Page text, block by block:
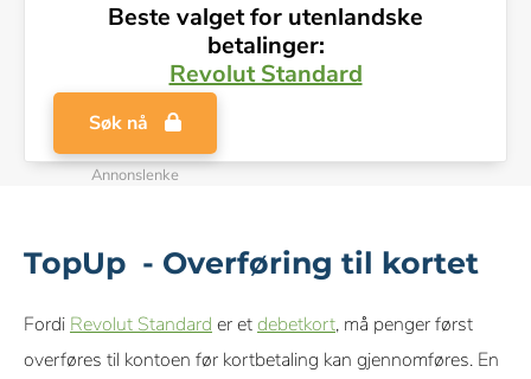
Beste valget for utenlandske
betalinger:
Revolut Standard
Søk nå
Annonslenke
TopUp - Overføring til kortet
Fordi Revolut Standard er etdebetkort, må penger først
overføres til kontoen før kortbetaling kan gjennomføres. En